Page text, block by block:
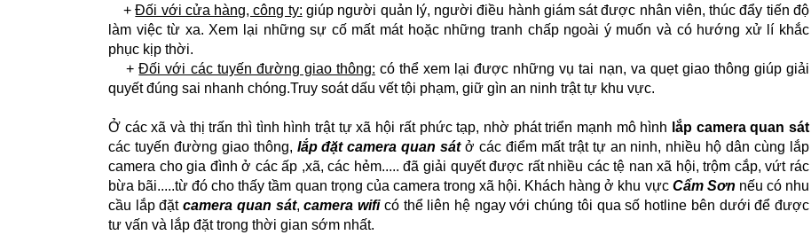
+Đối với cửa hàng, công ty: giúp người quản lý, người điều hành giám sát được nhân viên, thúc đẩy tiến độ
làm việc từ xa. Xem lại những sự cố mất mát hoặc những tranh chấp ngoài ý muốn và có hướng xử lí khắc
phục kịp thời.
+Đối với các tuyến đường giao thông: có thể xem lại được những vụ tai nạn, va quẹt giao thông giúp giải
quyết đúng sai nhanh chóng.Truy soát dấu vết tội phạm, giữ gìn an ninh trật tự khu vực.
Ở các xã và thị trấn thì tình hình trật tự xã hội rất phức tạp, nhờ phát triển mạnh mô hình lắp camera quan sát
các tuyến đường giao thông, lắp đặt camera quan sátở các điểm mất trật tự an ninh, nhiều hộ dân cùng lắp
camera cho gia đình ở các ấp ,xã, các hẻm..... đã giải quyết được rất nhiều các tệ nan xã hội, trộm cắp, vứt rác
bừa bãi.....từ đó cho thấy tầm quan trọng của camera trong xã hội. Khách hàng ở khu vực Cẩm Sơn nếu có nhu
cầu lắp đặtcamera quan sát,camera wificó thể liên hệ ngay với chúng tôi qua số hotline bên dưới để được
tư vấn và lắp đặt trong thời gian sớm nhất.